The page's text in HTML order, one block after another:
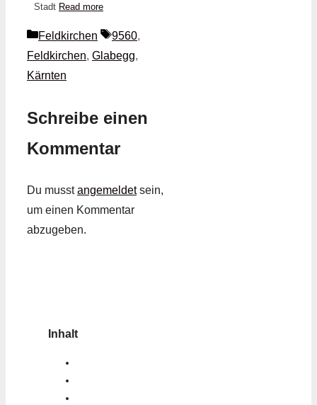
Stadt Read more
Kategorien
Feldkirchen Schlagwörter
9560,
Feldkirchen, Glabegg,
Kärnten
Schreibe einen
Kommentar
Du musstangemeldetsein,
um einen Kommentar
abzugeben.
Inhalt